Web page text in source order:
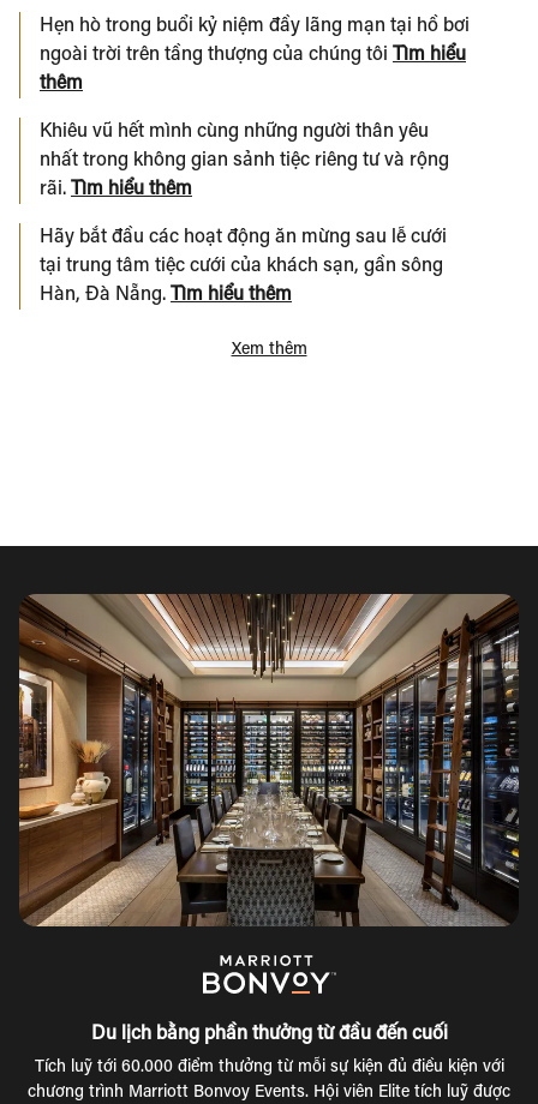
Hẹn hò trong buổi kỷ niệm đầy lãng mạn tại hồ bơi
ngoài trời trên tầng thượng của chúng tôi
Tìm hiểu
thêm
Khiêu vũ hết mình cùng những người thân yêu
nhất trong không gian sảnh tiệc riêng tư và rộng
rãi.
Tìm hiểu thêm
Hãy bắt đầu các hoạt động ăn mừng sau lễ cưới
tại trung tâm tiệc cưới của khách sạn, gần sông
Hàn, Đà Nẵng.
Tìm hiểu thêm
Xem thêm
Du lịch bằng phần thưởng từ đầu đến cuối
Tích luỹ tới 60.000 điểm thưởng từ mỗi sự kiện đủ điều kiện với
chương trình Marriott Bonvoy Events. Hội viên Elite tích luỹ được